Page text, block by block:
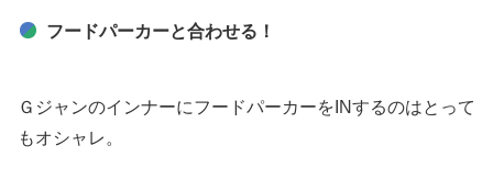
フードパーカーと合わせる！
ＧジャンのインナーにフードパーカーをINするのはとって
もオシャレ。